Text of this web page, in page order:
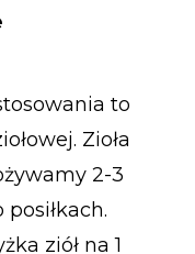
to
Zioła
2-3
ziół na 1